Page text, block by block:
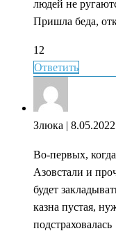
людей не
Пришла беда,
12
Ответить
Злюка |
Во-первых,
Азовстали и
будет
казна пустая,
подстраховалась